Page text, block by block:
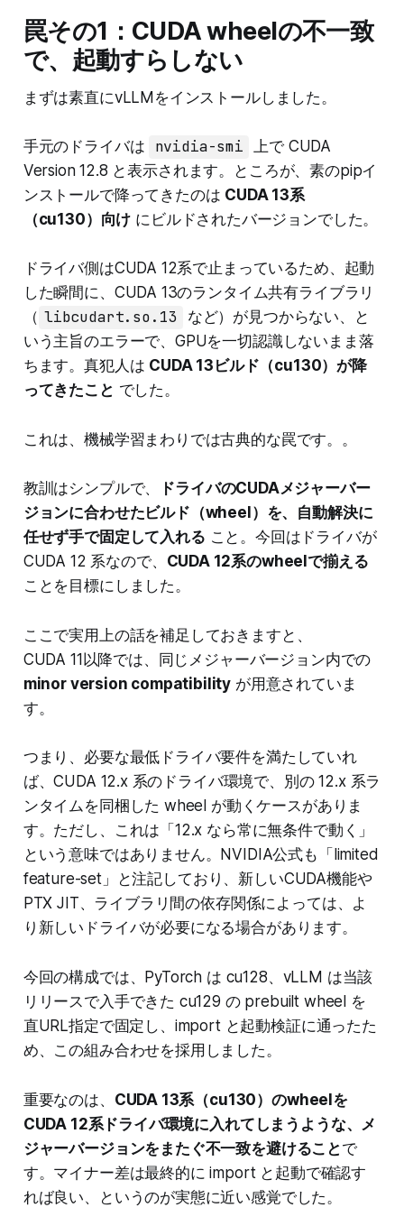
罠その1：CUDA wheelの不一致
で、起動すらしない
まずは素直にvLLMをインストールしました。
手元のドライバは nvidia-smi 上で CUDA
Version 12.8 と表示されます。ところが、素のpipイ
ンストールで降ってきたのは CUDA 13系
（cu130）向け にビルドされたバージョンでした。
ドライバ側はCUDA 12系で止まっているため、起動
した瞬間に、CUDA 13のランタイム共有ライブラリ
（ libcudart.so.13
など）が見つからない、と
いう主旨のエラーで、GPUを一切認識しないまま落
ちます。真犯人は CUDA 13ビルド（cu130）が降
ってきたこと でした。
これは、機械学習まわりでは古典的な罠です。。
教訓はシンプルで、
ドライバのCUDAメジャーバー
ジョンに合わせたビルド（wheel）を、自動解決に
任せず手で固定して入れる こと。今回はドライバが
CUDA 12 系なので、 CUDA 12系のwheelで揃える
ことを目標にしました。
ここで実用上の話を補足しておきますと、
CUDA 11以降では、同じメジャーバージョン内での
minor version compatibility が用意されていま
す。
つまり、必要な最低ドライバ要件を満たしていれ
ば、CUDA 12.x 系のドライバ環境で、別の 12.x 系ラ
ンタイムを同梱した wheel が動くケースがありま
す。ただし、これは「12.x なら常に無条件で動く」
という意味ではありません。NVIDIA公式も「limited
feature-set」と注記しており、新しいCUDA機能や
PTX JIT、ライブラリ間の依存関係によっては、よ
り新しいドライバが必要になる場合があります。
今回の構成では、PyTorch は cu128、vLLM は当該
リリースで入手できた cu129 の prebuilt wheel を
直URL指定で固定し、import と起動検証に通ったた
め、この組み合わせを採用しました。
重要なのは、 CUDA 13系（cu130）のwheelを
CUDA 12系ドライバ環境に入れてしまうような、メ
ジャーバージョンをまたぐ不一致を避けることで
す。マイナー差は最終的に import と起動で確認す
れば良い、というのが実態に近い感覚でした。